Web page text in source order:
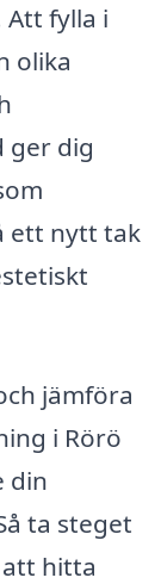
fylla i
olika
ger dig
ett nytt tak
jämföra
i Rörö
din
ta steget
hitta